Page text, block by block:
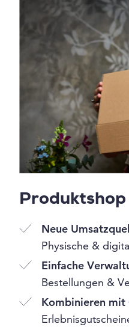
Produktshop
Neue
Physische &
Einfache
Bestellungen &
Kombinieren mit